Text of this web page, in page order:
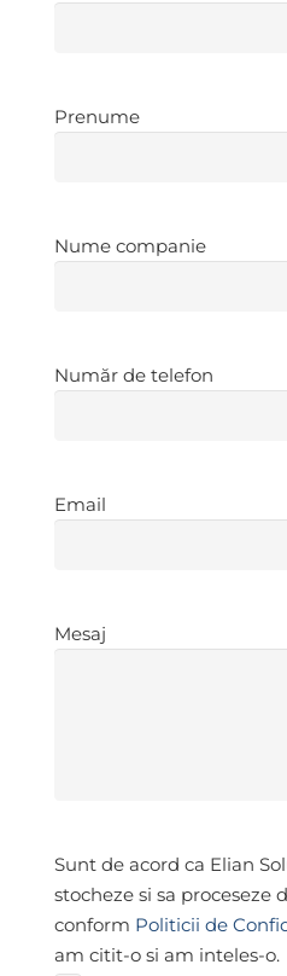
Prenume
Prenume
Nume
Nume companie
Număr
Număr de telefon
Email
Email
Mesaj
Mesaj
Exprimare
acord*
Sunt de acord ca Elian
stocheze si sa proceseze
conform Politicii de
am citit-o si am inteles-o.